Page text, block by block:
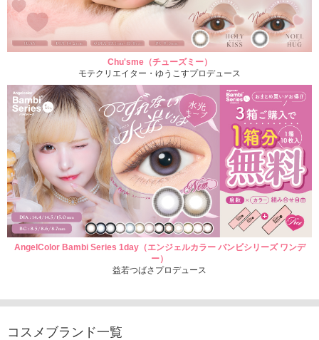
Chu'sme（チューズミー）
モテクリエイター・ゆうこすプロデュース
AngelColor Bambi Series 1day（エンジェルカラー バンビシリーズ ワンデ
ー）
益若つばさプロデュース
コスメブランド一覧